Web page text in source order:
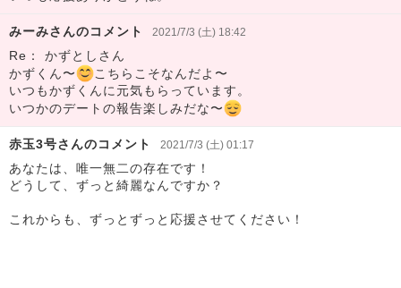
みーみさんのコメント 2021/7/3 (土) 18:42
Re： かずとしさん
かずくん〜
こちらこそなんだよ〜
いつもかずくんに元気もらっています。
いつかのデートの報告楽しみだな〜
赤玉3号さんのコメント 2021/7/3 (土) 01:17
あなたは、唯一無二の存在です！
どうして、ずっと綺麗なんですか？
これからも、ずっとずっと応援させてください！